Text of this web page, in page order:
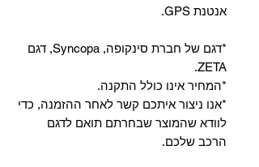
אנטנת GPS.
*דגם של חברת סינקופה, Syncopa, דגם
ZETA.
*המחיר אינו כולל התקנה.
*אנו ניצור איתכם קשר לאחר ההזמנה, כדי
לוודא שהמוצר שבחרתם תואם לדגם
הרכב שלכם.